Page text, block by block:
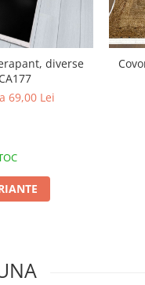
diverse
69,00 Lei